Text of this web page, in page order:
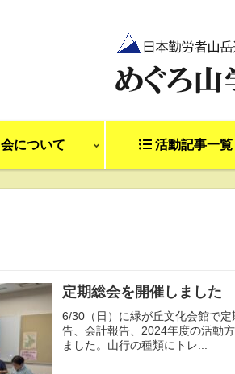
会について 活動記事一覧
定期総会を開催しました
6/30（日）に緑が丘文化会館で
告、会計報告、2024年度の活動
ました。山行の種類にトレ...